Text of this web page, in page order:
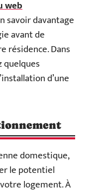
web
savoir davantage
avant de
résidence. Dans
quelques
d’une
domestique,
le potentiel
logement. À